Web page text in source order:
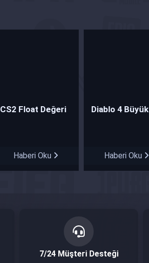
CS2 Float Değeri
Haberi Oku
Diablo 4 Büyük
Haberi Oku
7/24 Müşteri Desteği